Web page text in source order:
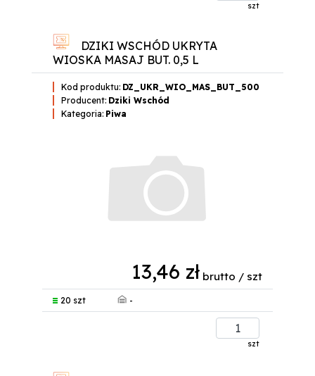
szt
DZIKI WSCHÓD UKRYTA
WIOSKA MASAJ BUT. 0,5 L
Kod produktu: DZ_UKR_WIO_MAS_BUT_500
Producent: Dziki Wschód
Kategoria: Piwa
13,46 zł brutto / szt
20 szt -
szt